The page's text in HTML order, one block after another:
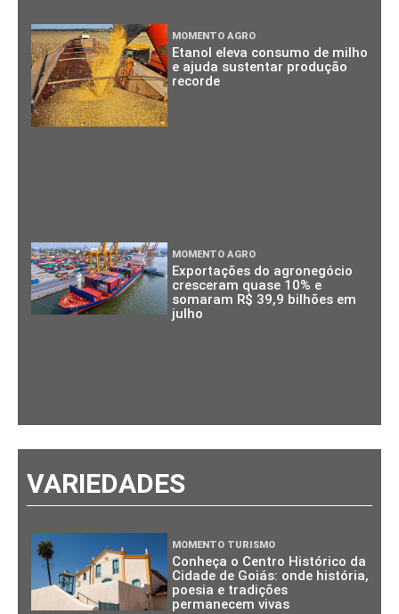
MOMENTO AGRO
Etanol eleva consumo de milho
e ajuda sustentar produção
recorde
MOMENTO AGRO
Exportações do agronegócio
cresceram quase 10% e
somaram R$ 39,9 bilhões em
julho
VARIEDADES
MOMENTO TURISMO
Conheça o Centro Histórico da
Cidade de Goiás: onde história,
poesia e tradições
permanecem vivas